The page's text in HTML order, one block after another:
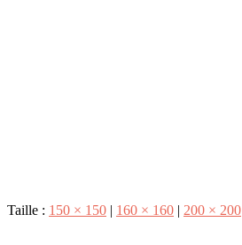
Taille : 150 × 150 | 160 × 160 | 200 × 200